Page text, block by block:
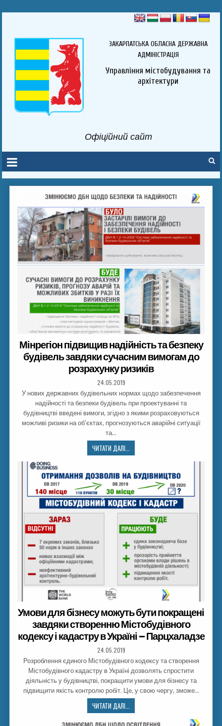
ЗАКАРПАТСЬКА ОБЛАСНА ДЕРЖАВНА
АДМІНІСТРАЦІЯ
Управління містобудування та
архітектури
Офіційний сайт
Мінрегіон підвищив надійність та безпеку
будівель завдяки сучасним вимогам до
розрахунку ризиків
24.05.2019
У нових державних будівельних нормах щодо забезпечення
надійності та безпеки будівель при проектуванні та
будівництві введені вимоги, згідно з якими розраховуються
можливі ризики на об’єктах, прогнозуються аварійні ситуації
та…
ЧИТАТИ ДАЛІ...
Умови для бізнесу можуть бути покращені
завдяки створенню Містобудівного
кодексу і кадастру в Україні – Парцхаладзе
24.05.2019
Розроблення єдиного Містобудівного кодексу та створення
Містобудівного кадастру в Україні дозволять спростити
діяльність у будівництві, покращити умови для бізнесу та
підвищити якість контролю робіт. Це, у свою чергу, зможе…
ЧИТАТИ ДАЛІ...